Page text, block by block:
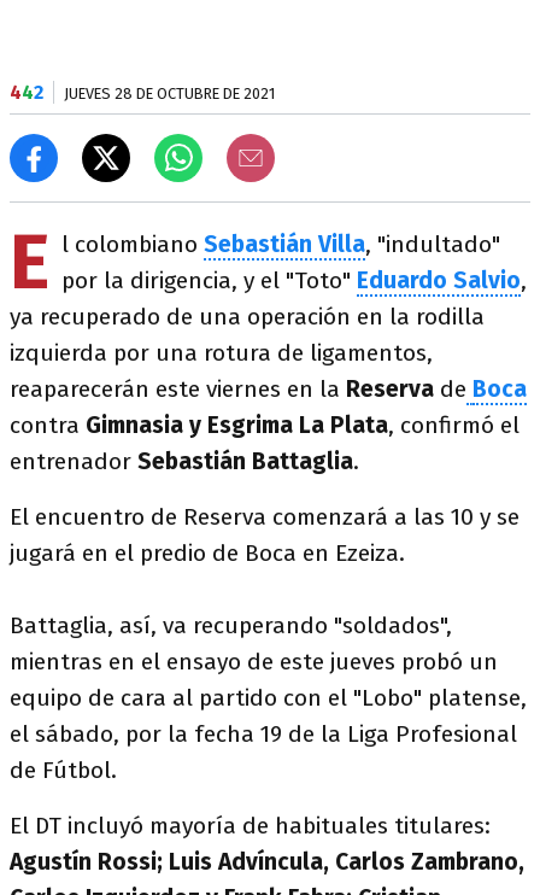
442 JUEVES 28 DE OCTUBRE DE 2021
E l colombiano Sebastián Villa, "indultado"
por la dirigencia, y el "Toto" Eduardo Salvio,
ya recuperado de una operación en la rodilla
izquierda por una rotura de ligamentos,
reaparecerán este viernes en la Reserva de Boca
contra Gimnasia y Esgrima La Plata, confirmó el
entrenador Sebastián Battaglia.
El encuentro de Reserva comenzará a las 10 y se
jugará en el predio de Boca en Ezeiza.
Battaglia, así, va recuperando "soldados",
mientras en el ensayo de este jueves probó un
equipo de cara al partido con el "Lobo" platense,
el sábado, por la fecha 19 de la Liga Profesional
de Fútbol.
El DT incluyó mayoría de habituales titulares:
Agustín Rossi; Luis Advíncula, Carlos Zambrano,